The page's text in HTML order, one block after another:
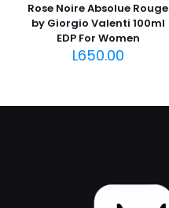
Rose Noire Absolue Rouge
by Giorgio Valenti 100ml
EDP For Women
L650.00